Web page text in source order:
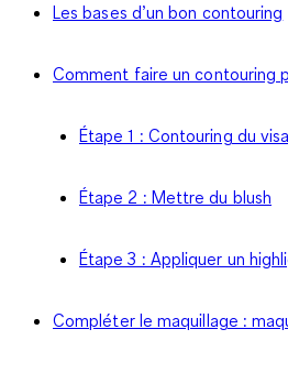
Les bases d’un bon contouring
Comment faire un contouring
Étape 1 : Contouring du
Étape 2 : Mettre du blush
Étape 3 : Appliquer un
Compléter le maquillage :